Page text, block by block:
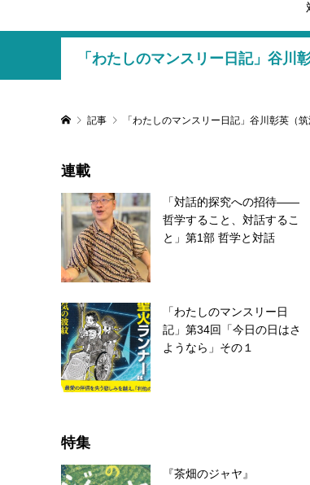
「わたしのマンスリー日記」谷川
記事 「わたしのマンスリー日記」谷川彰英（筑
連載
「対話的探究への招待――
哲学すること、対話するこ
と」第1部 哲学と対話
「わたしのマンスリー日
記」第34回「今日の日はさ
ようなら」その１
特集
『茶畑のジャヤ』